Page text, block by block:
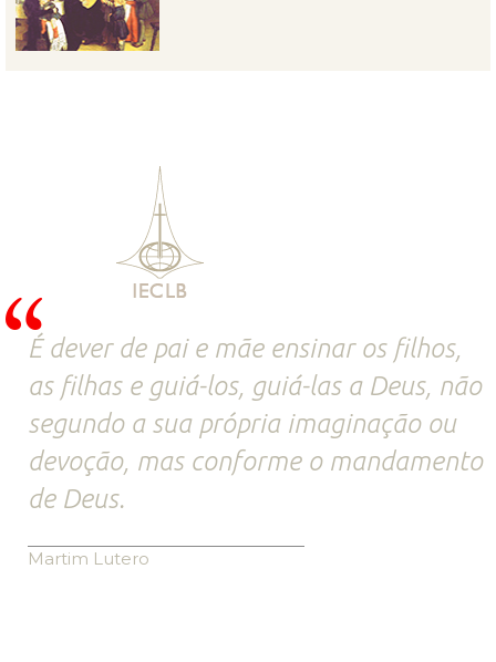
É dever de pai e mãe ensinar os filhos,
as filhas e guiá-los, guiá-las a Deus, não
segundo a sua própria imaginação ou
devoção, mas conforme o mandamento
de Deus.
Martim Lutero